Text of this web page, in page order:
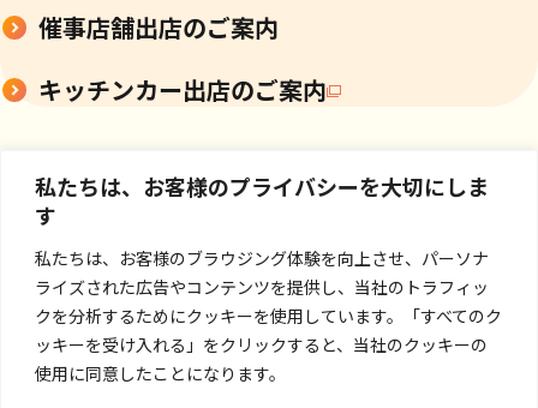
私たちは、お客様のプライバシーを大切にしま
す
私たちは、お客様のブラウジング体験を向上させ、パーソナ
ライズされた広告やコンテンツを提供し、当社のトラフィッ
クを分析するためにクッキーを使用しています。「すべてのク
ッキーを受け入れる」をクリックすると、当社のクッキーの
使用に同意したことになります。
催事店舗出店のご案内
キッチンカー出店のご案内